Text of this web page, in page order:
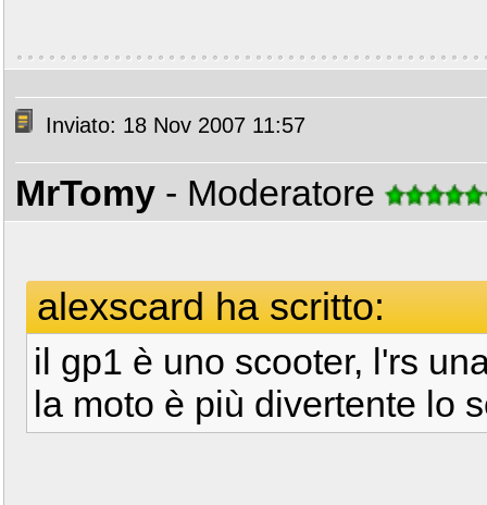
Inviato: 18 Nov 2007 11:57
MrTomy - Moderatore
alexscard ha scritto:
il gp1 è uno scooter, l'rs
la moto è più divertente lo